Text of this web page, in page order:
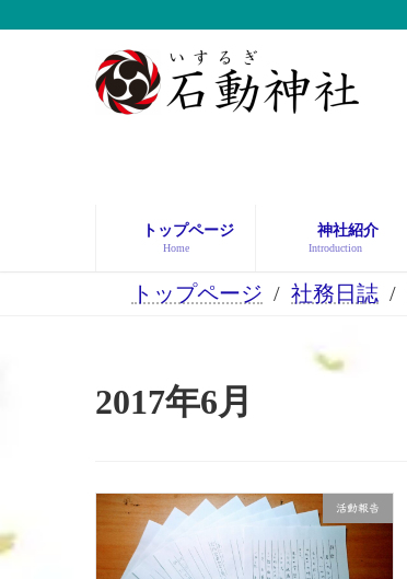
トップページ
Home
神社紹介
Introduction
トップページ 社務日誌
2017年6月
活動報告